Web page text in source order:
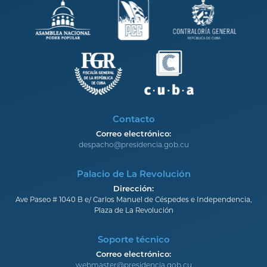
Contacto
Correo electrónico:
despacho@presidencia.gob.cu
Palacio de La Revolución
Dirección:
Ave Paseo # 1040 B e/ Carlos Manuel de Céspedes e Independencia,
Plaza de La Revolución
Soporte técnico
Correo electrónico:
webmaster@presidencia.gob.cu